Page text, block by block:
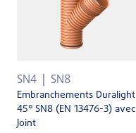
SN4 SN8
Embranchements Duralight
45° SN8 (EN 13476-3) avec
Joint